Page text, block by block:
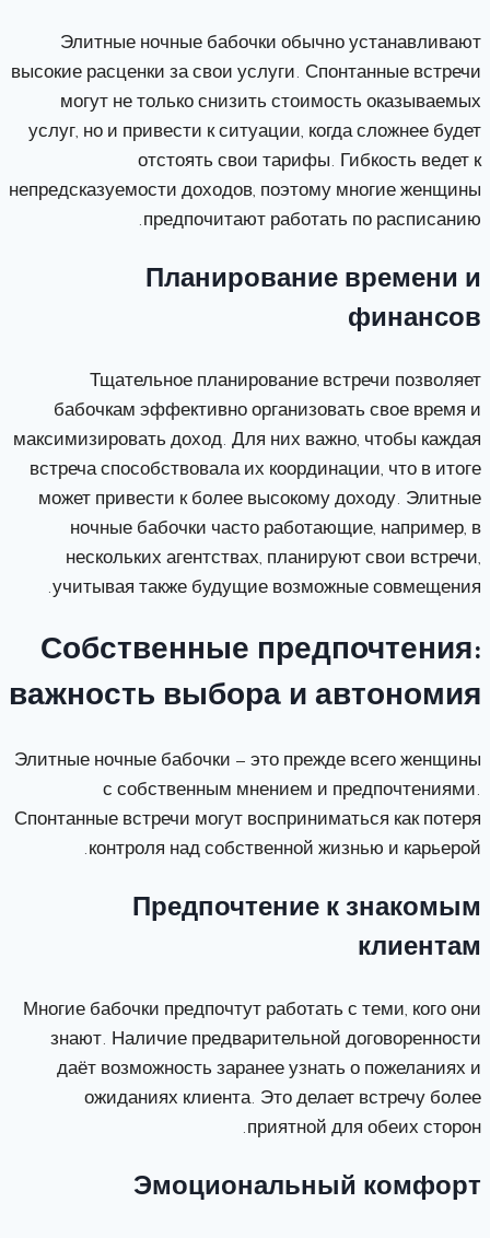
Элитные ночные бабочки обычно устанавливают
высокие расценки за свои услуги. Спонтанные встречи
могут не только снизить стоимость оказываемых
услуг, но и привести к ситуации, когда сложнее будет
отстоять свои тарифы. Гибкость ведет к
непредсказуемости доходов, поэтому многие женщины
предпочитают работать по расписанию.
Планирование времени и
финансов
Тщательное планирование встречи позволяет
бабочкам эффективно организовать свое время и
максимизировать доход. Для них важно, чтобы каждая
встреча способствовала их координации, что в итоге
может привести к более высокому доходу. Элитные
ночные бабочки часто работающие, например, в
нескольких агентствах, планируют свои встречи,
учитывая также будущие возможные совмещения.
Собственные предпочтения:
важность выбора и автономия
Элитные ночные бабочки — это прежде всего женщины
с собственным мнением и предпочтениями.
Спонтанные встречи могут восприниматься как потеря
контроля над собственной жизнью и карьерой.
Предпочтение к знакомым
клиентам
Многие бабочки предпочтут работать с теми, кого они
знают. Наличие предварительной договоренности
даёт возможность заранее узнать о пожеланиях и
ожиданиях клиента. Это делает встречу более
приятной для обеих сторон.
Эмоциональный комфорт